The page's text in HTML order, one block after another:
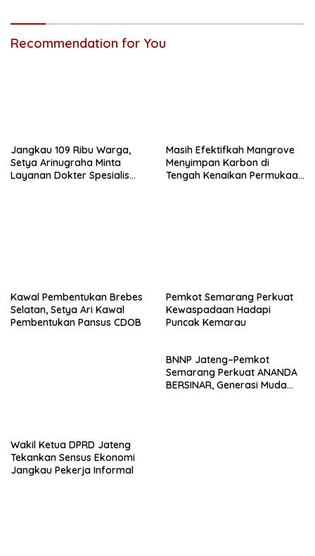
Recommendation for You
Jangkau 109 Ribu Warga,
Setya Arinugraha Minta
Layanan Dokter Spesialis
Masih Efektifkah Mangrove
Menyimpan Karbon di
Tengah Kenaikan Permukaan
Kawal Pembentukan Brebes
Selatan, Setya Ari Kawal
Pembentukan Pansus CDOB
Pemkot Semarang Perkuat
Kewaspadaan Hadapi
Puncak Kemarau
Wakil Ketua DPRD Jateng
Tekankan Sensus Ekonomi
Jangkau Pekerja Informal
BNNP Jateng–Pemkot
Semarang Perkuat ANANDA
BERSINAR, Generasi Muda